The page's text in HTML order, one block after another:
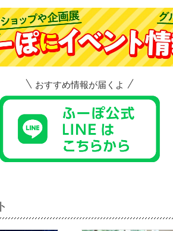
おすすめ情報が届くよ